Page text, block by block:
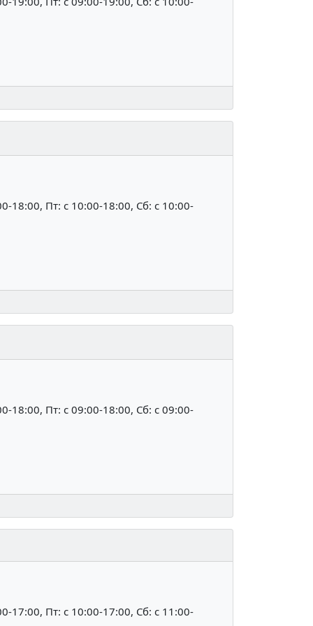
18:00, Пт: c 10:00-18:00, Сб: c 10:00-
18:00, Пт: c 09:00-18:00, Сб: c 09:00-
17:00, Пт: c 10:00-17:00, Сб: c 11:00-